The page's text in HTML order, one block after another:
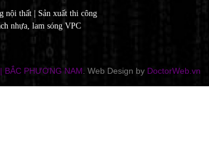
nội thất | Sản xuất thi công
nhựa, lam sóng VPC
BẮC PHƯƠNG NAM . Web Design by DoctorWeb.vn